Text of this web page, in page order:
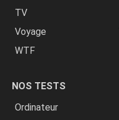
TV
Voyage
WTF
NOS TESTS
Ordinateur